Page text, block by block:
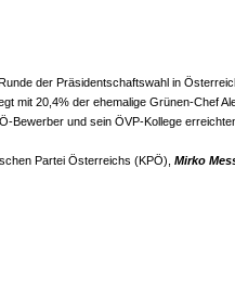
der Präsidentschaftswahl in
mit 20,4% der ehemalige Grünen-Chef
Bewerber und sein ÖVP-Kollege
Partei Österreichs (KPÖ), Mirko